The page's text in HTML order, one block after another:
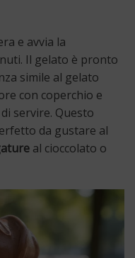
e avvia la
Il gelato è pronto
simile al gelato
con coperchio e
servire. Questo
da gustare al
al cioccolato o